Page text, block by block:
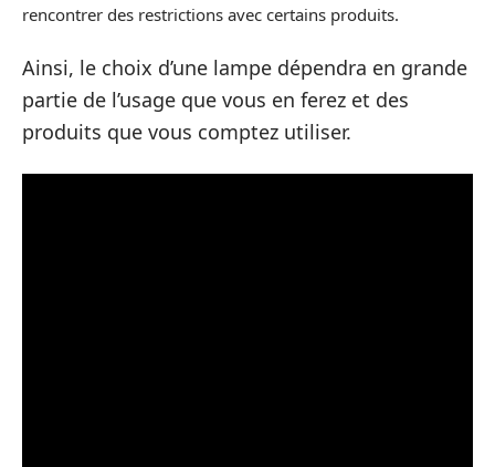
rencontrer des restrictions avec certains produits.
Ainsi, le choix d’une lampe dépendra en grande
partie de l’usage que vous en ferez et des
produits que vous comptez utiliser.